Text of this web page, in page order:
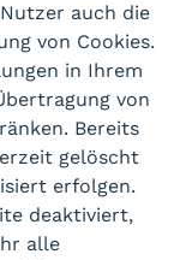
auch die
von Cookies.
in Ihrem
von
Bereits
gelöscht
erfolgen.
deaktiviert,
alle